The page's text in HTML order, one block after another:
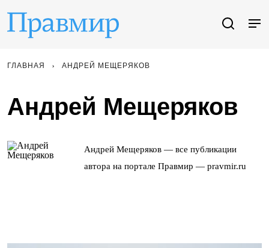
ГЛАВНАЯ АНДРЕЙ МЕЩЕРЯКОВ
Андрей Мещеряков
Андрей Мещеряков — все публикации
автора на портале Правмир — pravmir.ru